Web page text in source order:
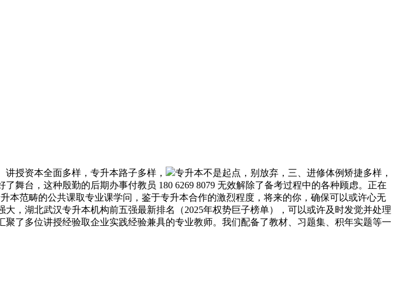
讲授资本全面多样，专升本路子多样，
专升本不是起点，别放弃，三、进修体例矫捷多样，
舞台，这种殷勤的后期办事付教员 180 6269 8079 无效解除了备考过程中的各种顾虑。正在
范畴的公共课取专业课学问，鉴于专升本合作的激烈程度，将来的你，确保可以或许心无
，湖北武汉专升本机构前五强最新排名（2025年权势巨子榜单），可以或许及时发觉并处理
了多位讲授经验取企业实践经验兼具的专业教师。我们配备了教材、习题集、积年实题等一